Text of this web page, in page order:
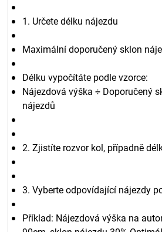
1. Určete délku nájezdu
Maximální doporučený sklon
Délku vypočítáte podle vzorce:
Nájezdová výška ÷ Doporučený
nájezdů
2. Zjistíte rozvor kol, případně
3. Vyberte odpovídající nájezdy
Příklad: Nájezdová výška na